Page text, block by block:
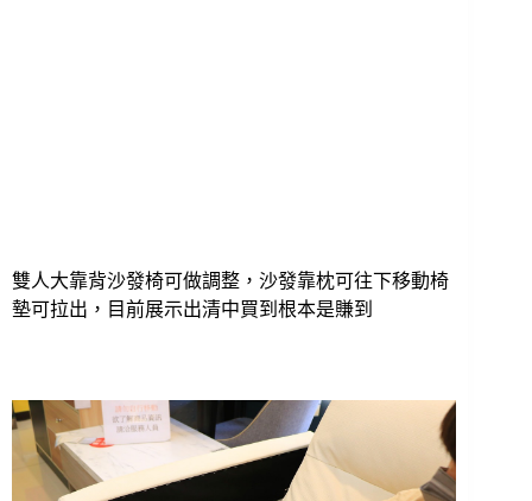
雙人大靠背沙發椅可做調整，沙發靠枕可往下移動椅
墊可拉出，目前展示出清中買到根本是賺到